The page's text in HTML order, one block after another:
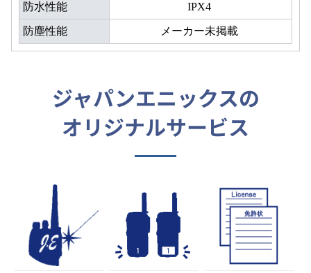
防水性能 IPX4
防塵性能 メーカー未掲載
ジャパンエニックスの
オリジナルサービス